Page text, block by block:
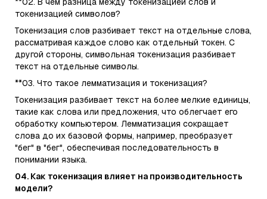
токенизацией символов?
Токенизация слов разбивает текст на отдельные слова,
рассматривая каждое слово как отдельный токен. С
другой стороны, символьная токенизация разбивает
текст на отдельные символы.
**03. Что такое лемматизация и токенизация?
Токенизация разбивает текст на более мелкие единицы,
такие как слова или предложения, что облегчает его
обработку компьютером. Лемматизация сокращает
слова до их базовой формы, например, преобразует
"бег" в "бег", обеспечивая последовательность в
понимании языка.
04. Как токенизация влияет на производительность
модели?